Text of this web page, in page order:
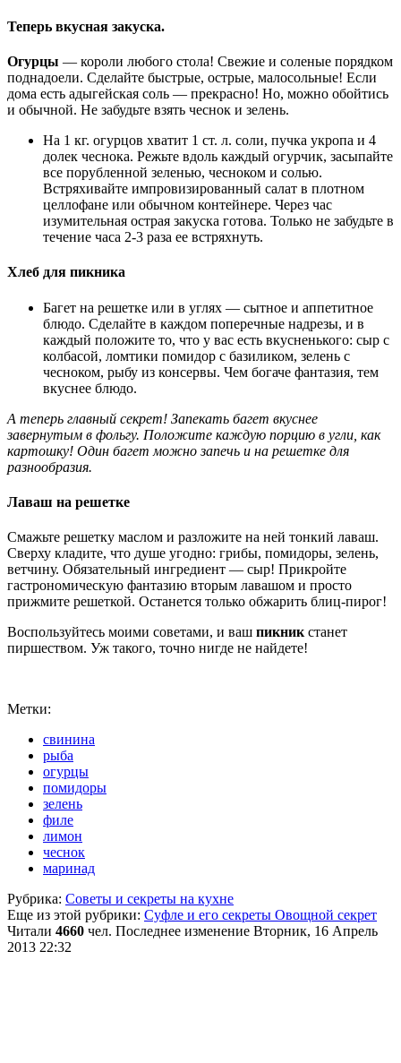
Теперь вкусная закуска.
Огурцы — короли любого стола! Свежие и соленые порядком
поднадоели. Сделайте быстрые, острые, малосольные! Если
дома есть адыгейская соль — прекрасно! Но, можно обойтись
и обычной. Не забудьте взять чеснок и зелень.
На 1 кг. огурцов хватит 1 ст. л. соли, пучка укропа и 4
долек чеснока. Режьте вдоль каждый огурчик, засыпайте
все порубленной зеленью, чесноком и солью.
Встряхивайте импровизированный салат в плотном
целлофане или обычном контейнере. Через час
изумительная острая закуска готова. Только не забудьте в
течение часа 2-3 раза ее встряхнуть.
Хлеб для пикника
Багет на решетке или в углях — сытное и аппетитное
блюдо. Сделайте в каждом поперечные надрезы, и в
каждый положите то, что у вас есть вкусненького: сыр с
колбасой, ломтики помидор с базиликом, зелень с
чесноком, рыбу из консервы. Чем богаче фантазия, тем
вкуснее блюдо.
А теперь главный секрет! Запекать багет вкуснее
завернутым в фольгу. Положите каждую порцию в угли, как
картошку! Один багет можно запечь и на решетке для
разнообразия.
Лаваш на решетке
Смажьте решетку маслом и разложите на ней тонкий лаваш.
Сверху кладите, что душе угодно: грибы, помидоры, зелень,
ветчину. Обязательный ингредиент — сыр! Прикройте
гастрономическую фантазию вторым лавашом и просто
прижмите решеткой. Останется только обжарить блиц-пирог!
Воспользуйтесь моими советами, и ваш пикник станет
пиршеством. Уж такого, точно нигде не найдете!
Метки:
свинина
рыба
огурцы
помидоры
зелень
филе
лимон
чеснок
маринад
Рубрика: Советы и секреты на кухне
Еще из этой рубрики: Суфле и его секреты Овощной секрет
Читали 4660 чел. Последнее изменение Вторник, 16 Апрель
2013 22:32